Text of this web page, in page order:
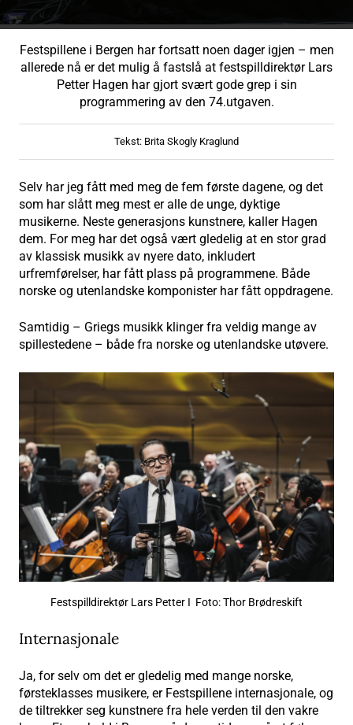
Festspillene i Bergen har fortsatt noen dager igjen – men
allerede nå er det mulig å fastslå at festspilldirektør Lars
Petter Hagen har gjort svært gode grep i sin
programmering av den 74.utgaven.
Tekst: Brita Skogly Kraglund
Selv har jeg fått med meg de fem første dagene, og det
som har slått meg mest er alle de unge, dyktige
musikerne. Neste generasjons kunstnere, kaller Hagen
dem. For meg har det også vært gledelig at en stor grad
av klassisk musikk av nyere dato, inkludert
urfremførelser, har fått plass på programmene. Både
norske og utenlandske komponister har fått oppdragene.
Samtidig – Griegs musikk klinger fra veldig mange av
spillestedene – både fra norske og utenlandske utøvere.
Festspilldirektør Lars Petter I Foto: Thor Brødreskift
Internasjonale
Ja, for selv om det er gledelig med mange norske,
førsteklasses musikere, er Festspillene internasjonale, og
de tiltrekker seg kunstnere fra hele verden til den vakre